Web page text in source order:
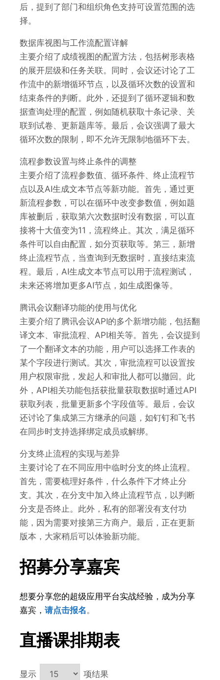
后，提到了部门和组织角色支持可设置范围的选
择。
数据库视图与工作流配置详解
主要介绍了成绩视图的配置方法，包括树形表格
的展开层级和任务关联。同时，会议还讨论了工
作流中的新增循环节点，以及循环次数的设置和
结束条件的判断。此外，还提到了循环逻辑和数
据查询处理的配置，例如随机获取十条记录、关
联到试卷、更新题库等。最后，会议强调了最大
循环次数的限制，即不允许无限制地循环下去。
流程参数设置与终止条件的调整
主要介绍了流程参数值、循环条件、终止流程节
点以及AI生成文本节点等新功能。首先，通过更
新流程参数，可以在循环中改变参数值，例如题
库被删后，获取第六次数据时没有数据，可以直
接将十大值变为11，流程终止。其次，满足循环
条件可以自由配置，如分页获取等。第三，新增
终止流程节点，当查询到无数据时，直接结束流
程。最后，AI生成文本节点可以用于流程测试，
未来还将增加更多AI节点，如生成图像等。
腾讯会议翻译功能的使用与优化
主要介绍了腾讯会议API的多个新增功能，包括翻
译文本、审批流程、API相关等。首先，会议提到
了一个翻译文本的功能，用户可以选择工作表的
某个字段进行测试。其次，审批流程可以设置按
用户权限审批，发起人和审批人都可以撤回。此
外，API相关功能包括获批量获取数据时通过API
获取列表，批量更新多个字段值等。最后，会议
还讨论了集成第三方继承的问题，如钉钉和飞书
在同步时支持选择绑定成员或解绑。
分支终止流程的实现与差异
主要讨论了在不同应用中临时分支的终止流程。
首先，需要梳理好条件，什么条件下才终止分
支。其次，在分支中加入终止流程节点，以判断
分支是否终止。此外，私有的部署没有支付功
能，因为需要对接第三方商户。最后，正在更新
版本，大家稍后可以体验新功能。
招募分享嘉宾
想要分享您的超级应用平台实战经验，成为分享
嘉宾， 请点击报名 。
直播课排期表
显示 项结果